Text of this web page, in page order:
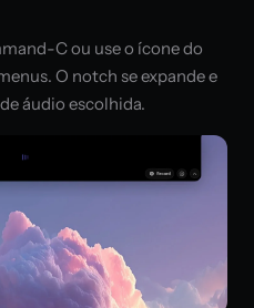
C ou use o ícone do
O notch se expande e
áudio escolhida.